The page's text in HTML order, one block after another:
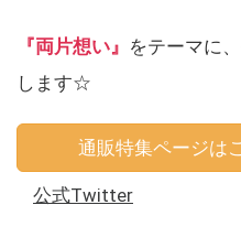
『両片想い』 をテーマに
します☆
通販特集ページは
公式Twitter